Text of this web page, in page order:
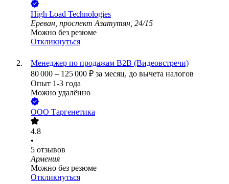
High Load Technologies
Ереван, проспект Азатутян, 24/15
Можно без резюме
Откликнуться
Менеджер по продажам B2B (Видеовстречи)
80 000 – 125 000 ₽ за месяц, до вычета налогов
Опыт 1-3 года
Можно удалённо
ООО Таргенетика
4.8
•
5 отзывов
Армения
Можно без резюме
Откликнуться